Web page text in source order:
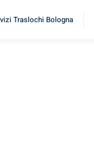
Traslochi Bologna